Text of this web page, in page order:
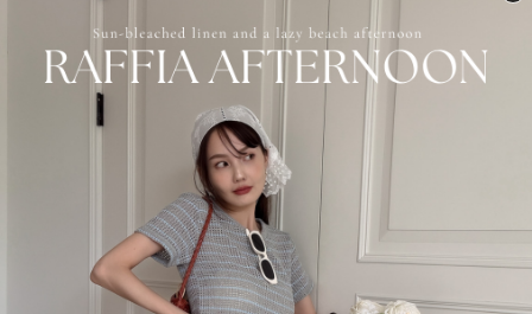
●正韓商品斷貨屬正常現象，若預購商品斷貨，則自動將現貨
商品寄出，斷貨商品金額自動轉入購物金並補償一次免運優
惠代碼，登入會員即可查看免運代碼。
●其他購物須知請點選官網最下方。
了解更多